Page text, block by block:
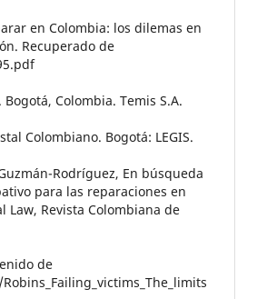
en Colombia: los dilemas en
Recuperado de
Colombia. Temis S.A.
Colombiano. Bogotá: LEGIS.
Rodríguez, En búsqueda
para las reparaciones en
Revista Colombiana de
de